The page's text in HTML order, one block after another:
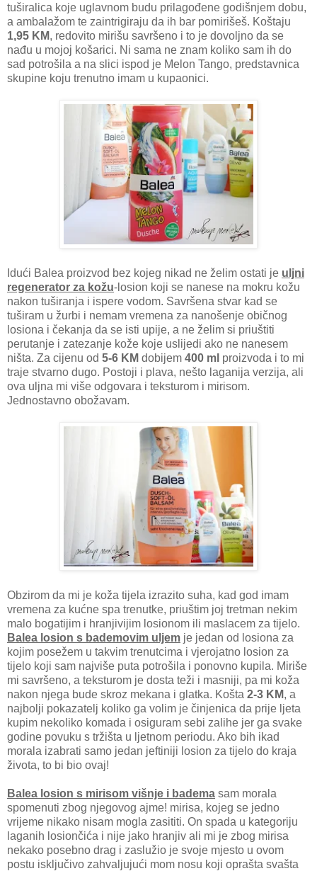
tuširalica koje uglavnom budu prilagođene godišnjem dobu,
a ambalažom te zaintrigiraju da ih bar pomirišeš. Koštaju
1,95 KM, redovito mirišu savršeno i to je dovoljno da se
nađu u mojoj košarici. Ni sama ne znam koliko sam ih do
sad potrošila a na slici ispod je Melon Tango, predstavnica
skupine koju trenutno imam u kupaonici.
Idući Balea proizvod bez kojeg nikad ne želim ostati je uljni
regenerator za kožu-losion koji se nanese na mokru kožu
nakon tuširanja i ispere vodom. Savršena stvar kad se
tuširam u žurbi i nemam vremena za nanošenje običnog
losiona i čekanja da se isti upije, a ne želim si priuštiti
perutanje i zatezanje kože koje uslijedi ako ne nanesem
ništa. Za cijenu od 5-6 KM dobijem 400 ml proizvoda i to mi
traje stvarno dugo. Postoji i plava, nešto laganija verzija, ali
ova uljna mi više odgovara i teksturom i mirisom.
Jednostavno obožavam.
Obzirom da mi je koža tijela izrazito suha, kad god imam
vremena za kućne spa trenutke, priuštim joj tretman nekim
malo bogatijim i hranjivijim losionom ili maslacem za tijelo.
Balea losion s bademovim uljem je jedan od losiona za
kojim posežem u takvim trenutcima i vjerojatno losion za
tijelo koji sam najviše puta potrošila i ponovno kupila. Miriše
mi savršeno, a teksturom je dosta teži i masniji, pa mi koža
nakon njega bude skroz mekana i glatka. Košta 2-3 KM, a
najbolji pokazatelj koliko ga volim je činjenica da prije ljeta
kupim nekoliko komada i osiguram sebi zalihe jer ga svake
godine povuku s tržišta u ljetnom periodu. Ako bih ikad
morala izabrati samo jedan jeftiniji losion za tijelo do kraja
života, to bi bio ovaj!
Balea losion s mirisom višnje i badema sam morala
spomenuti zbog njegovog ajme! mirisa, kojeg se jedno
vrijeme nikako nisam mogla zasititi. On spada u kategoriju
laganih losiončića i nije jako hranjiv ali mi je zbog mirisa
nekako posebno drag i zaslužio je svoje mjesto u ovom
postu isključivo zahvaljujući mom nosu koji oprašta svašta